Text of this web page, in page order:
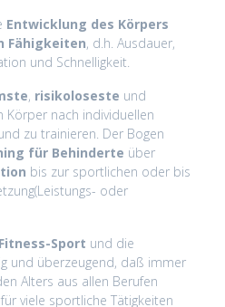
Entwicklung des Körpers
Fähigkeiten, d.h. Ausdauer,
und Schnelligkeit.
, risikoloseste und
Körper nach individuellen
zu trainieren. Der Bogen
für Behinderte über
bis zur sportlichen oder bis
oder
Sport und die
und überzeugend, daß immer
Alters aus allen Berufen
viele sportliche Tätigkeiten